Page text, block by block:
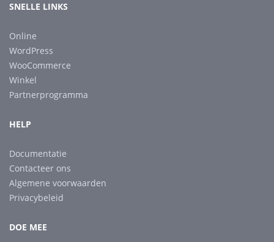
SNELLE LINKS
Online
WordPress
WooCommerce
Winkel
Partnerprogramma
HELP
Documentatie
Contacteer ons
Algemene voorwaarden
Privacybeleid
DOE MEE